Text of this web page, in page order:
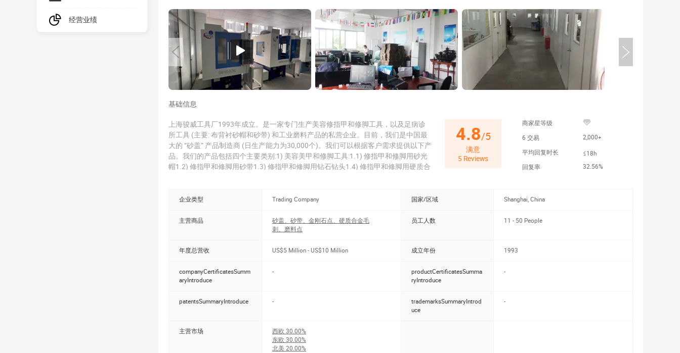
经营业绩
基础信息
上海骏威工具厂1993年成立。是一家专门生产美容修指甲和修脚工具，以及足病诊
所工具 (主要: 布背衬砂帽和砂带) 和工业磨料产品的私营企业。目前，我们是中国最
大的 “砂盖” 产品制造商 (日生产能力为30,000个)。我们可以根据客户需求提供以下产
品。我们的产品包括四个主要类别:1) 美容美甲和修脚工具:1.1) 修指甲和修脚用砂光
帽1.2) 修指甲和修脚用砂带1.3) 修指甲和修脚用钻石钻头1.4) 修指甲和修脚用硬质合
磨料 (研磨和抛光工具)4.1) 工业旋转毛刺4.2) 柔性研磨和抛光工具4.3) 粘结研磨和抛
题，良好的性价比也是利润的重要基石。我们一直在不断提高我们的质量意识，以满
足客户的需求当我们的产品已经进入国际市场，为了满足国际市场对产品质量和准时
需求。选择我们是你最明智的选择。我们欢迎客户与我们联系。我们期待每一位客户
4.8/5
满意
5 Reviews
商家星等级
6 交易 2,000+
平均回复时长
≤18h
回复率
32.56%
企业类型 Trading Company 国家/区域 Shanghai, China
主营商品
砂盖、砂带、金刚石点、硬质合金毛
刺、磨料点
员工人数 11 - 50 People
年度总营收 US$5 Million - US$10 Million 成立年份 1993
companyCertificatesSumm
aryIntroduce
-
productCertificatesSumma
ryIntroduce
-
patentsSummaryIntroduce -
trademarksSummaryIntrod
uce
-
主营市场 西欧 30.00%
东欧 30.00%
北美 20.00%